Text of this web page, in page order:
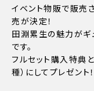
イベント物販で販売
売が決定！
田淵累生の魅力がギ
です。
フルセット購入特典
種）にしてプレゼント！